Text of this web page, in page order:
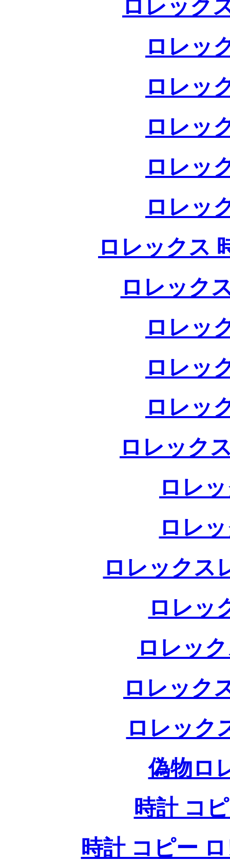
ロレック
ロレッ
ロレッ
ロレッ
ロレッ
ロレッ
ロレックス
ロレック
ロレッ
ロレッ
ロレッ
ロレック
ロレ
ロレ
ロレックス
ロレッ
ロレッ
ロレック
ロレック
偽物ロ
時計 コ
時計 コピー